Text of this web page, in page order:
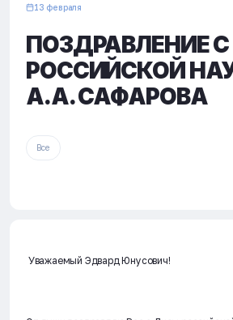
13 февраля
ПОЗДРАВЛЕНИЕ
РОССИЙСКОЙ
А.А. САФАРОВА
Все
Уважаемый Эдвард Юнусович!